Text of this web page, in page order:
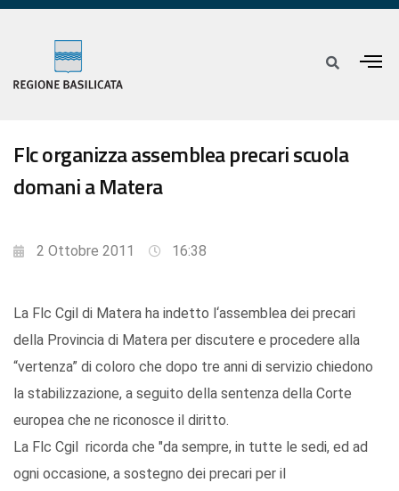
Flc organizza assemblea precari scuola
domani a Matera
2 Ottobre 2011 16:38
La Flc Cgil di Matera ha indetto l‘assemblea dei precari
della Provincia di Matera per discutere e procedere alla
“vertenza” di coloro che dopo tre anni di servizio chiedono
la stabilizzazione, a seguito della sentenza della Corte
europea che ne riconosce il diritto.
La Flc Cgil ricorda che "da sempre, in tutte le sedi, ed ad
ogni occasione, a sostegno dei precari per il